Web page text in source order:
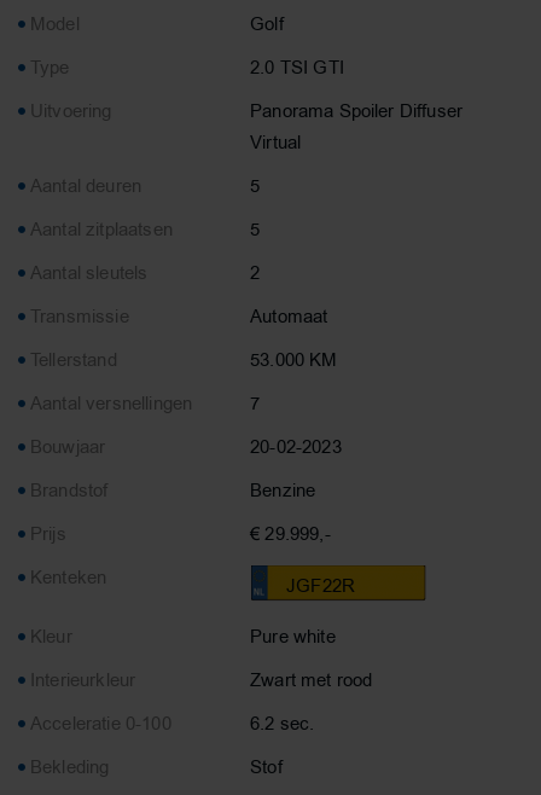
Model
Golf
Type
2.0 TSI GTI
Uitvoering
Panorama Spoiler Diffuser
Virtual
Aantal deuren
5
Aantal zitplaatsen
5
Aantal sleutels
2
Transmissie
Automaat
Tellerstand
53.000 KM
Aantal versnellingen
7
Bouwjaar
20-02-2023
Brandstof
Benzine
Prijs
€ 29.999,-
Kenteken
JGF22R
Kleur
Pure white
Interieurkleur
Zwart met rood
Acceleratie 0-100
6.2 sec.
Bekleding
Stof